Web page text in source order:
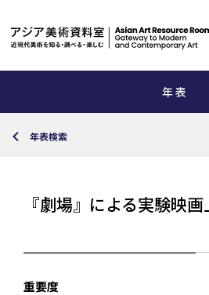
年表
年表検索
『劇場』による実験映
重要度